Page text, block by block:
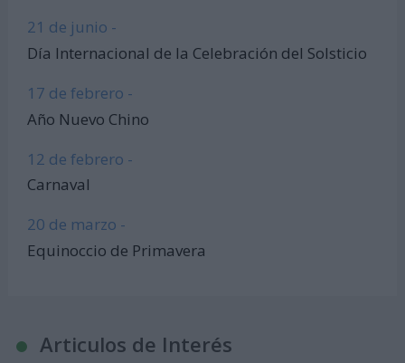
21 de junio -
Día Internacional de la Celebración del Solsticio
17 de febrero -
Año Nuevo Chino
12 de febrero -
Carnaval
20 de marzo -
Equinoccio de Primavera
Articulos de Interés